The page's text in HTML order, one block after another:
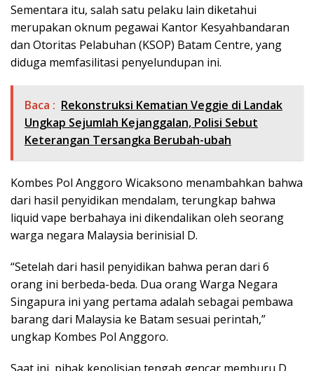
Sementara itu, salah satu pelaku lain diketahui
merupakan oknum pegawai Kantor Kesyahbandaran
dan Otoritas Pelabuhan (KSOP) Batam Centre, yang
diduga memfasilitasi penyelundupan ini.
Baca : Rekonstruksi Kematian Veggie di Landak
Ungkap Sejumlah Kejanggalan, Polisi Sebut
Keterangan Tersangka Berubah-ubah
Kombes Pol Anggoro Wicaksono menambahkan bahwa
dari hasil penyidikan mendalam, terungkap bahwa
liquid vape berbahaya ini dikendalikan oleh seorang
warga negara Malaysia berinisial D.
“Setelah dari hasil penyidikan bahwa peran dari 6
orang ini berbeda-beda. Dua orang Warga Negara
Singapura ini yang pertama adalah sebagai pembawa
barang dari Malaysia ke Batam sesuai perintah,”
ungkap Kombes Pol Anggoro.
Saat ini, pihak kepolisian tengah gencar memburu D,